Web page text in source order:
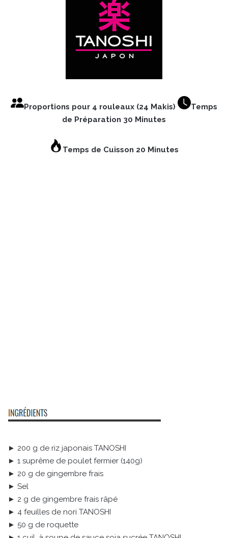
Proportions pour 4 rouleaux (24 Makis)
Temps
de Préparation 30 Minutes
Temps de Cuisson 20 Minutes
► 200 g de riz japonais TANOSHI
► 1 suprême de poulet fermier (140g)
► 20 g de gingembre frais
► Sel
► 2 g de gingembre frais râpé
► 4 feuilles de nori TANOSHI
► 50 g de roquette